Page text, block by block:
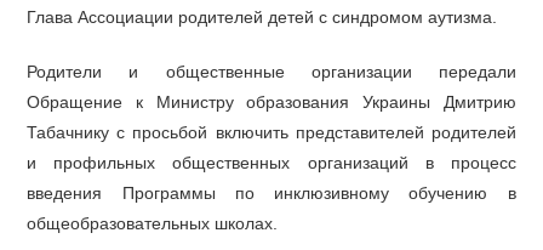
Глава Ассоциации родителей детей с синдромом аутизма.
Родители и общественные организации передали
Обращение к Министру образования Украины Дмитрию
Табачнику с просьбой включить представителей родителей
и профильных общественных организаций в процесс
введения Программы по инклюзивному обучению в
общеобразовательных школах.